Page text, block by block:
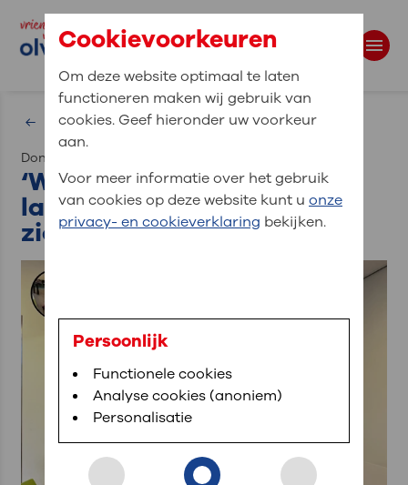
Waar bent u naar op zoek?
Zoekwoorden
Overzicht nieuws
donderdag 06 februari 2025
‘Wachtkamer is
landingsbaan van het
ziekenhuis’
Cookievoorkeuren
Om deze website optimaal te laten
functioneren maken wij gebruik van
cookies. Geef hieronder uw voorkeur
aan.
Voor meer informatie over het gebruik
van cookies op deze website kunt u onze
privacy- en cookieverklaring bekijken.
Persoonlijk
Functionele cookies
Analyse cookies (anoniem)
Personalisatie